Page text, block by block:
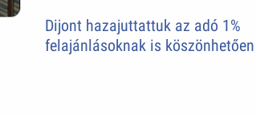
Dijont hazajuttattuk az adó 1%
felajánlásoknak is köszönhetően